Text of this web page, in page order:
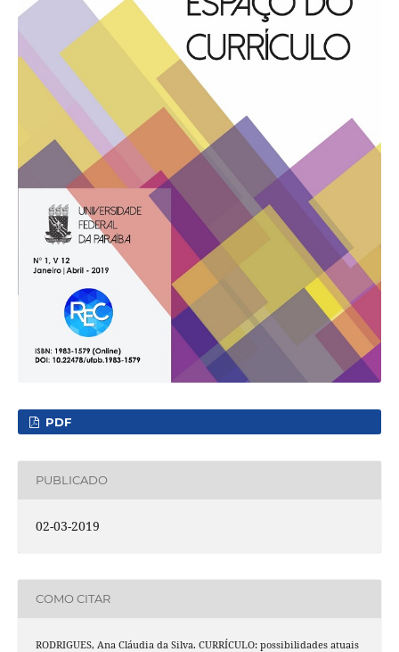
PDF
PUBLICADO
02-03-2019
COMO CITAR
RODRIGUES, Ana Cláudia da Silva. CURRÍCULO: possibilidades atuais